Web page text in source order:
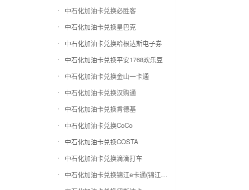
中石化加油卡兑换必胜客
中石化加油卡兑换星巴克
中石化加油卡兑换哈根达斯电子券
中石化加油卡兑换平安1768欢乐豆
中石化加油卡兑换金山一卡通
中石化加油卡兑换汉购通
中石化加油卡兑换肯德基
中石化加油卡兑换CoCo
中石化加油卡兑换COSTA
中石化加油卡兑换滴滴打车
中石化加油卡兑换锦江e卡通(锦江一卡通)